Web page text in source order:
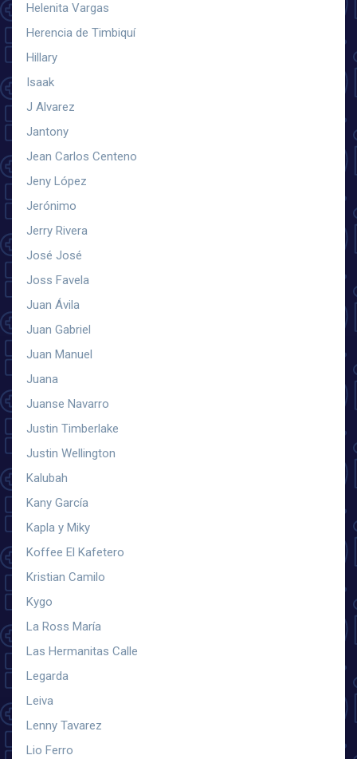
Helenita Vargas
Herencia de Timbiquí
Hillary
Isaak
J Alvarez
Jantony
Jean Carlos Centeno
Jeny López
Jerónimo
Jerry Rivera
José José
Joss Favela
Juan Ávila
Juan Gabriel
Juan Manuel
Juana
Juanse Navarro
Justin Timberlake
Justin Wellington
Kalubah
Kany García
Kapla y Miky
Koffee El Kafetero
Kristian Camilo
Kygo
La Ross María
Las Hermanitas Calle
Legarda
Leiva
Lenny Tavarez
Lio Ferro